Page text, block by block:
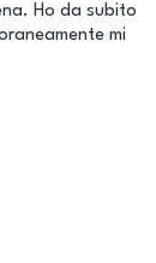
Ho da subito
mi